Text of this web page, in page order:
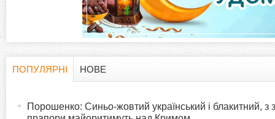
ПОПУЛЯРНІ
НОВЕ
Порошенко: Синьо-жовтий український і блакитний, з